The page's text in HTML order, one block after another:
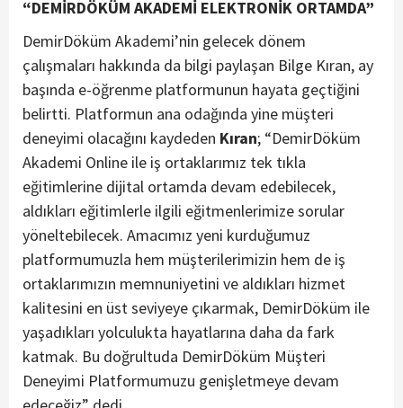
“DEMİRDÖKÜM AKADEMİ ELEKTRONİK ORTAMDA”
DemirDöküm Akademi’nin gelecek dönem
çalışmaları hakkında da bilgi paylaşan Bilge Kıran, ay
başında e-öğrenme platformunun hayata geçtiğini
belirtti. Platformun ana odağında yine müşteri
deneyimi olacağını kaydeden Kıran; “DemirDöküm
Akademi Online ile iş ortaklarımız tek tıkla
eğitimlerine dijital ortamda devam edebilecek,
aldıkları eğitimlerle ilgili eğitmenlerimize sorular
yöneltebilecek. Amacımız yeni kurduğumuz
platformumuzla hem müşterilerimizin hem de iş
ortaklarımızın memnuniyetini ve aldıkları hizmet
kalitesini en üst seviyeye çıkarmak, DemirDöküm ile
yaşadıkları yolculukta hayatlarına daha da fark
katmak. Bu doğrultuda DemirDöküm Müşteri
Deneyimi Platformumuzu genişletmeye devam